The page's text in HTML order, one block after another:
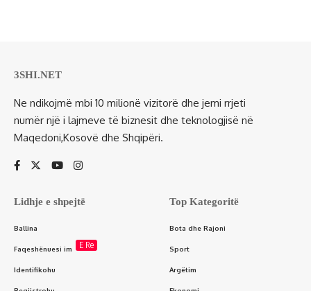
3SHI.NET
Ne ndikojmë mbi 10 milionë vizitorë dhe jemi rrjeti
numër një i lajmeve të biznesit dhe teknologjisë në
Maqedoni,Kosovë dhe Shqipëri.
Lidhje e shpejtë
Ballina
Faqeshënuesi im E Re
Identifikohu
Top Kategoritë
Bota dhe Rajoni
Sport
Argëtim